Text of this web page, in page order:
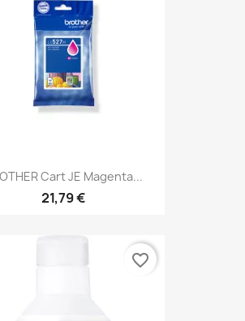
Cart JE Magenta...
21,79 €
favorite_border